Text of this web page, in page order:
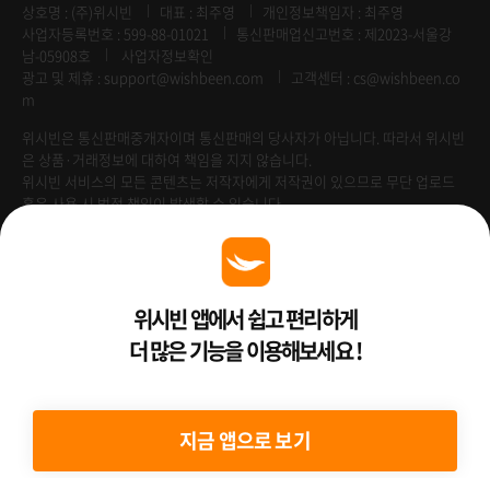
상호명 : (주)위시빈 대표 : 최주영
개인정보책임자 : 최주영
사업자등록번호 : 599-88-01021
통신판매업신고번호 : 제2023-서울강
남-05908호
사업자정보확인
광고 및 제휴 : support@wishbeen.com
고객센터 : cs@wishbeen.co
m
위시빈은 통신판매중개자이며 통신판매의 당사자가 아닙니다. 따라서 위시빈
은 상품·거래정보에 대하여 책임을 지지 않습니다.
위시빈 서비스의 모든 콘텐츠는 저작자에게 저작권이 있으므로 무단 업로드
혹은 사용 시 법적 책임이 발생할 수 있습니다.
Venture Enterprise위시빈 앱에서 쉽고 편리하게
더 많은 기능을 이용해보세요 !
지금 앱으로 보기